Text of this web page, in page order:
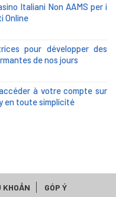
Italiani Non AAMS per i
Online
pour développer des
de nos jours
à votre compte sur
en toute simplicité
KHOẢN GÓP Ý